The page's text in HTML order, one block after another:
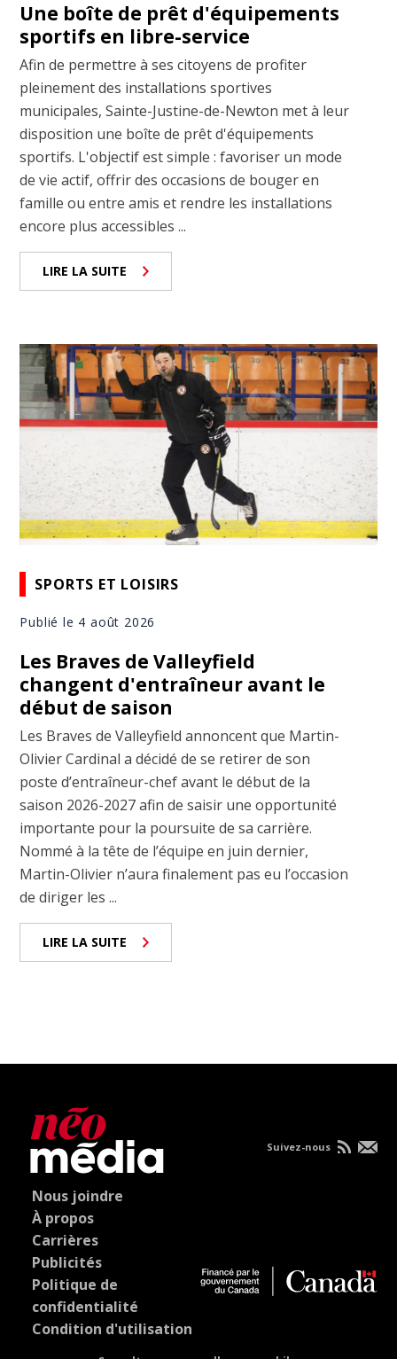
Une boîte de prêt d'équipements
sportifs en libre-service
Afin de permettre à ses citoyens de profiter
pleinement des installations sportives
municipales, Sainte-Justine-de-Newton met à leur
disposition une boîte de prêt d'équipements
sportifs. L'objectif est simple : favoriser un mode
de vie actif, offrir des occasions de bouger en
famille ou entre amis et rendre les installations
encore plus accessibles ...
LIRE LA SUITE
SPORTS ET LOISIRS
Publié le 4 août 2026
Les Braves de Valleyfield
changent d'entraîneur avant le
début de saison
Les Braves de Valleyfield annoncent que Martin-
Olivier Cardinal a décidé de se retirer de son
poste d’entraîneur-chef avant le début de la
saison 2026-2027 afin de saisir une opportunité
importante pour la poursuite de sa carrière.
Nommé à la tête de l’équipe en juin dernier,
Martin-Olivier n’aura finalement pas eu l’occasion
de diriger les ...
LIRE LA SUITE
Nous joindre
À propos
Carrières
Publicités
Politique de
confidentialité
Condition d'utilisation
Suivez-nous